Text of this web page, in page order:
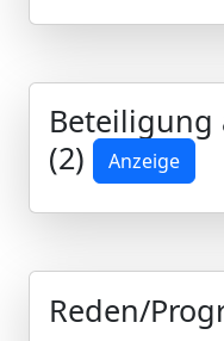
Beteiligung
(2)
Anzeige
Reden/